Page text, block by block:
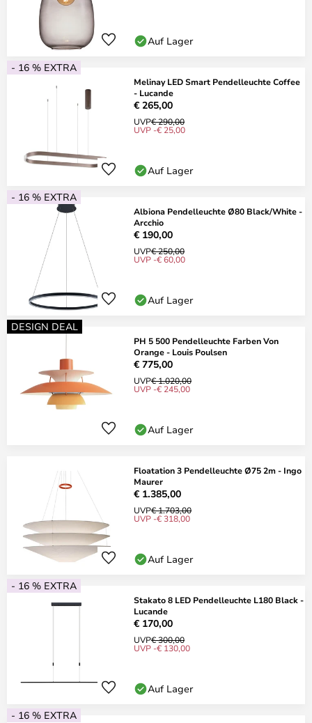
Auf Lager
- 16 % EXTRA
Melinay LED Smart Pendelleuchte Coffee
- Lucande
€ 265,00
UVP€ 290,00
UVP -€ 25,00
Auf Lager
- 16 % EXTRA
Albiona Pendelleuchte Ø80 Black/White -
Arcchio
€ 190,00
UVP€ 250,00
UVP -€ 60,00
Auf Lager
DESIGN DEAL
PH 5 500 Pendelleuchte Farben Von
Orange - Louis Poulsen
€ 775,00
UVP€ 1.020,00
UVP -€ 245,00
Auf Lager
Floatation 3 Pendelleuchte Ø75 2m - Ingo
Maurer
€ 1.385,00
UVP€ 1.703,00
UVP -€ 318,00
Auf Lager
- 16 % EXTRA
Stakato 8 LED Pendelleuchte L180 Black -
Lucande
€ 170,00
UVP€ 300,00
UVP -€ 130,00
Auf Lager
- 16 % EXTRA